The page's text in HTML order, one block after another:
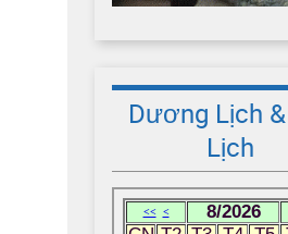
Dương Lịch
Lịch